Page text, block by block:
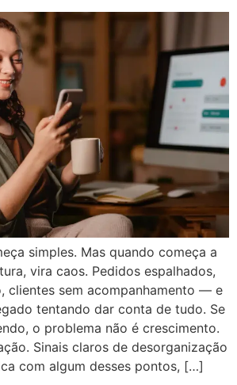
simples. Mas quando começa a
vira caos. Pedidos espalhados,
clientes sem acompanhamento — e
tentando dar conta de tudo. Se
o problema não é crescimento.
Sinais claros de desorganização
com algum desses pontos, […]